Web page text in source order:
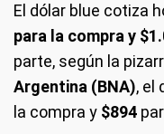
El dólar blue cotiza
para la compra y
parte, según la
Argentina (BNA), el
la compra y $894